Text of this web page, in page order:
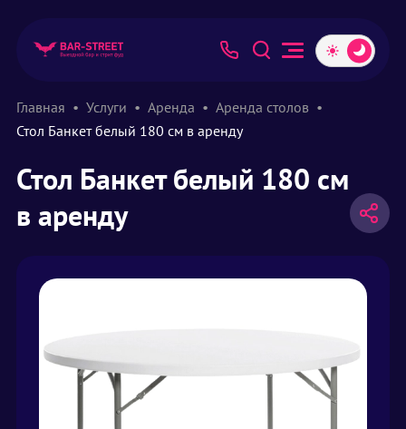
Главная Услуги Аренда
Аренда столов
Стол Банкет белый 180 см в аренду
Стол Банкет белый 180 см
в аренду